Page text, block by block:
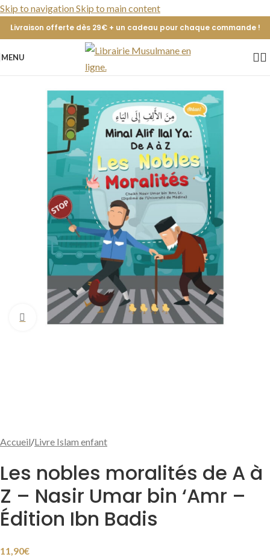
Skip to navigationSkip to main content
Livraison offerte dès 29€ + un cadeau pour chaque commande !
MENU
Cliquer pour agrandir
Accueil/Livre Islam enfant
Les nobles moralités de A à
Z – Nasir Umar bin ‘Amr –
Édition Ibn Badis
11,90€